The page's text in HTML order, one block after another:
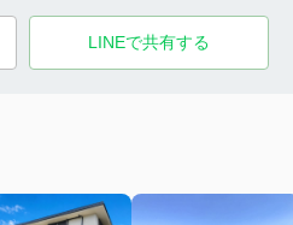
LINEで共有する